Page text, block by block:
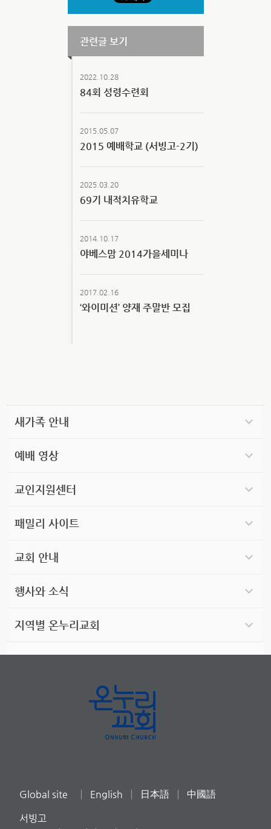
관련글 보기
2022.10.28
84회 성령수련회
2015.05.07
2015 예배학교 (서빙고-2기)
2025.03.20
69기 내적치유학교
2014.10.17
야베스맘 2014가을세미나
2017.02.16
‘와이미션’ 양재 주말반 모집
새가족 안내
예배 영상
교인지원센터
패밀리 사이트
교회 안내
행사와 소식
지역별 온누리교회
Global site English 日本語 中國語
서빙고